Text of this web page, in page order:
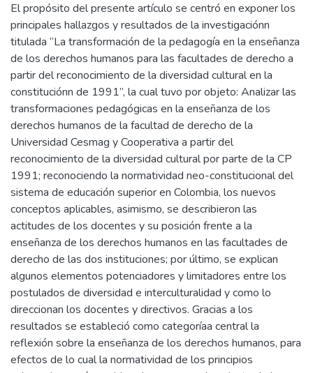
El propósito del presente artículo se centró en exponer los
principales hallazgos y resultados de la investigaciónn
titulada “La transformación de la pedagogía en la enseñanza
de los derechos humanos para las facultades de derecho a
partir del reconocimiento de la diversidad cultural en la
constituciónn de 1991”, la cual tuvo por objeto: Analizar las
transformaciones pedagógicas en la enseñanza de los
derechos humanos de la facultad de derecho de la
Universidad Cesmag y Cooperativa a partir del
reconocimiento de la diversidad cultural por parte de la CP
1991; reconociendo la normatividad neo-constitucional del
sistema de educación superior en Colombia, los nuevos
conceptos aplicables, asimismo, se describieron las
actitudes de los docentes y su posición frente a la
enseñanza de los derechos humanos en las facultades de
derecho de las dos instituciones; por último, se explican
algunos elementos potenciadores y limitadores entre los
postulados de diversidad e interculturalidad y como lo
direccionan los docentes y directivos. Gracias a los
resultados se estableció como categoríaa central la
reflexión sobre la enseñanza de los derechos humanos, para
efectos de lo cual la normatividad de los principios